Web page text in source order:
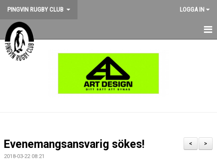
PINGVIN RUGBY CLUB LOGGA IN
HEM
BILDGALLERI
>
<
Evenemangsansvarig sökes!
2018-03-22 08:21